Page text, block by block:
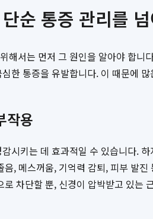
순 통증 관리를
해서는 먼저 그 원인을 알아야 합
한 통증을 유발합니다. 이 때문에
작용
시키는 데 효과적일 수 있습니다.
, 메스꺼움, 기억력 감퇴, 피부 발
차단할 뿐, 신경이 압박받고 있는